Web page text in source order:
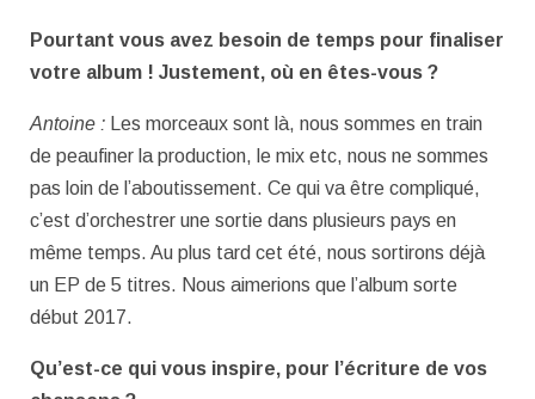
Pourtant vous avez besoin de temps pour finaliser
votre album ! Justement, où en êtes-vous ?
Antoine :
Les morceaux sont là, nous sommes en train
de peaufiner la production, le mix etc, nous ne sommes
pas loin de l’aboutissement. Ce qui va être compliqué,
c’est d’orchestrer une sortie dans plusieurs pays en
même temps. Au plus tard cet été, nous sortirons déjà
un EP de 5 titres. Nous aimerions que l’album sorte
début 2017.
Qu’est-ce qui vous inspire, pour l’écriture de vos